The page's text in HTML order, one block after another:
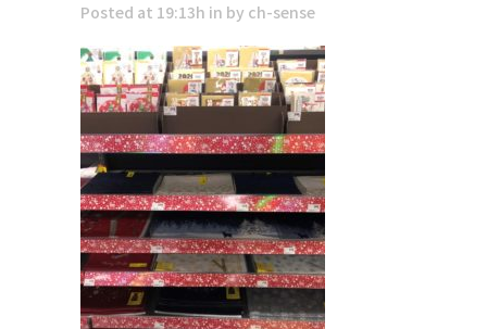
Posted at 19:13h in by ch-sense